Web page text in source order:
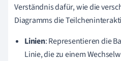
Verständnis dafür, wie die
Diagramms die
Linien: Representieren die
Linie, die zu einem